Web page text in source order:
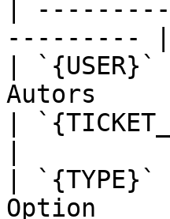
|
--------- |
|
Autors
|
|
Option